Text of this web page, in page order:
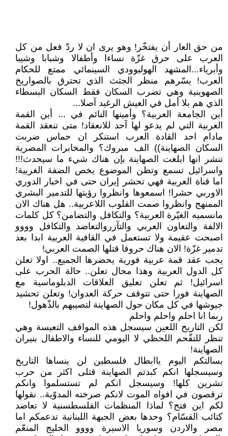
من حق العار أن يفتخّر! وهو يرى ان لا ردّ فعل من كل
العرب على حرق غزّة نساءا وأطفالا وشبابا وشيبا
وأبرياء...المشهد الهوليوودي السينمائي ممتع للحكام
العرب! يسّرهم منظر الجثث الذي تحترق بالصواريخ
الصهوينية وهي تضرب السكان فقط السكان البسطاء
الذي هم بلا أمل في العيش الرغيد آصلا...
أين الجامعة العربية؟ وأمينها النائم في ... أين القمة
العربية التي لم يدعو لها آحد للانعقاد! متى تنعقد القمة
مادام احد القادة العرب استنكر ان حماس ضربت
السكان الصهاينة)) الف مبروك؟ والمخابرات المصرية
تنشر انها ابلغت الصهاينة بإن هناك شيء ما سيحدث!!!
واسرائيل تسمع وتظن الموضوع يخص الضفة الغربية!
اما قناة العربية فهي تحشر إيران حتى في اخبار الدوري
الاوربي حشرا! اسمعوها وانظروا رؤيتها للتدمير البشري
الممنهج وانظروا صمت القلوب اللاعربية.. هل هناك الان
مانسميه الغيّرة العربية؟ والتكافل والتضامن؟ كل كلمات
الالفة والتعاون العربي والتآزروالتعاضد والتكافل وووو
اصبحت عقيمة ولا تستعمل في القافية العربية ابدا بعد
تدمير غزّة! الان هناك حروفا قتلها الصمت العربي!
يجب عقد قمة عربية فورية يحضرها الجميع.. اولا تعلن
كل الدول العربية وهذا محال تعلن.. حالة الحرب على
اسرائيل! ثم تعلن تعليق العلاقات الدبلوماسية مع
الصهاينة فورا حتى تتوقف حركة العدوان! وتعلن تحشيد
جيوشها في كل مكان حول الصهاينة لتصيبهم بالذّهول!
ربما انا احلم واحلم واحلم
لكن التاريخ اللعين سيسجل هذه المواقف التعيسة وهي
تنظر للتفّحم اللحظي لا اليومي للنساء والاطفال بنيران
الصهاينة!
بسالتكم اليوم ياابطال فلسطين لن ينساها التاريخ
وسيسجلها انكم كبدتم الصهاينة قتلى اكثر من حرب
تشرين كلها! وسيسجل انكم لم تستسلموا وانكم
ترقصون في افواه الموت لانكم صرخته المدوّية.. نقولها
لكم اين فتح؟ لماذا المنظمات الفلسطسنية لا تعاضد
كتائب القسّام؟ وحدها بعض الجبهة اللبنانية تدعمكم اما
مصر والاردن وسوريا الاسيرة وووو الخليج المنعّم